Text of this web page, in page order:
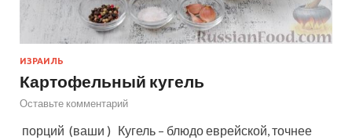
ИЗРАИЛЬ
Картофельный кугель
Оставьте комментарий
порций (ваши ) Кугель – блюдо еврейской, точнее